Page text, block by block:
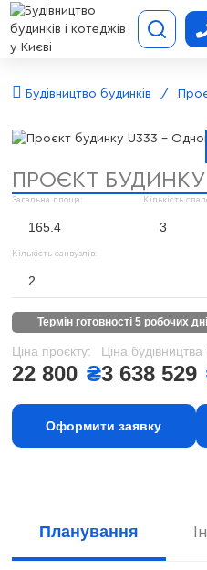
Будівництво будинків
ПРОЄКТ БУДИНКУ
Загальна площа:
165.4
Кількість
3
Кількість санвузлів:
2
термін готовності 5 робочих
Ціна проєкту:
22 800 ₴
Ціна
3 638 529
Оформити заявку
Планування